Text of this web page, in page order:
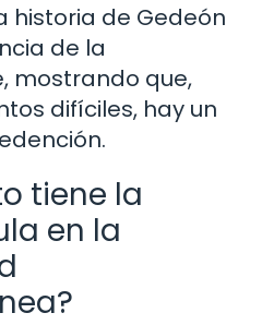
historia de Gedeón
de la
mostrando que,
difíciles, hay un
tiene la
en la